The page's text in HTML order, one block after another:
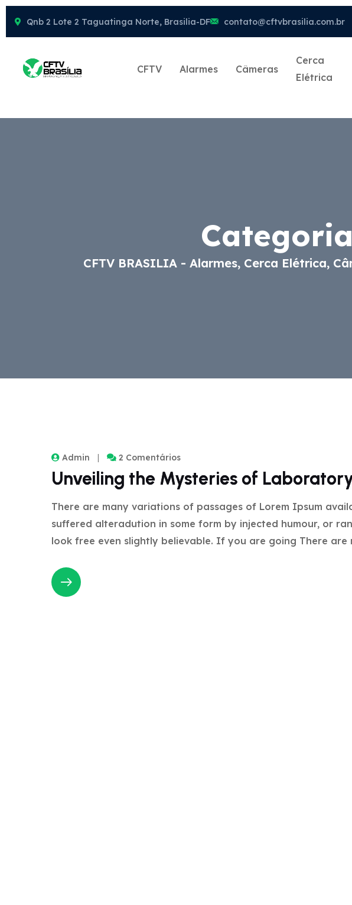
Qnb 2 Lote 2 Taguatinga Norte, Brasilia-DF contato@cftvbrasilia.com.br
CFTV Alarmes Câmeras
Cerca
Elétrica
CFTV BRASILIA - Alarmes, Cerca Elétrica,
Admin 2 Comentários
Unveiling the Mysteries of
There are many variations of passages of Lorem Ipsum
suffered alteradution in some form by injected humour, or
look free even slightly believable. If you are going There are